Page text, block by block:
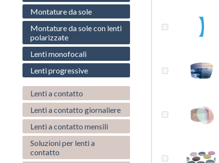
Montature da sole
Montature da sole con lenti
polarizzate
Lenti monofocali
Lenti progressive
Lenti a contatto
Lenti a contatto giornaliere
Lenti a contatto mensili
Soluzioni per lenti a
contatto